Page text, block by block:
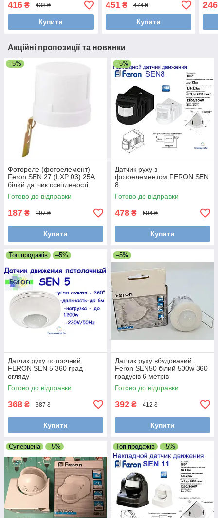
416 ₴ 438 ₴
Купити
451₴ 474 ₴
Купити
246
Акційні пропозиції та новинки
–5%
Фотореле (фотоелемент)
Feron SEN 27 (LXP 03) 25A
білий датчик освітленості
Готово до відправки
187 ₴ 197 ₴
Купити
–5%
Датчик руху з
фотоелементом FERON SEN
8
Готово до відправки
478 ₴ 504 ₴
Купити
Топ продажів –5%
Датчик руху потоочний
FERON SEN 5 360 град
огляду
Готово до відправки
368 ₴ 387 ₴
Купити
–5%
Датчик руху вбудований
Feron SEN50 білий 500w 360
градусів 6 метрів
Готово до відправки
392 ₴ 412 ₴
Купити
Суперцена –5% Топ продажів –5%